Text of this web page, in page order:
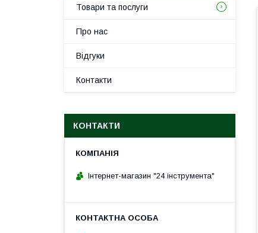
Товари та послуги
Про нас
Відгуки
Контакти
КОНТАКТИ
Інтернет-магазин "24 інструмента"